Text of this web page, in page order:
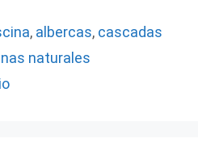
, albercas, cascadas
naturales